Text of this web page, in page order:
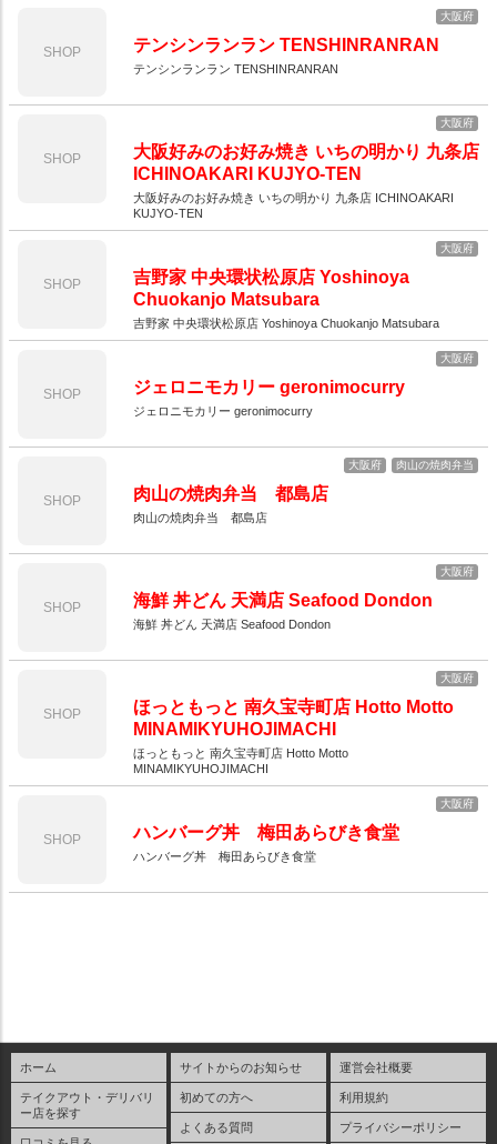
SHOP
大阪府
テンシンランラン TENSHINRANRAN
テンシンランラン TENSHINRANRAN
SHOP
大阪府
大阪好みのお好み焼き いちの明かり 九条店
ICHINOAKARI KUJYO-TEN
大阪好みのお好み焼き いちの明かり 九条店 ICHINOAKARI
KUJYO-TEN
SHOP
大阪府
吉野家 中央環状松原店 Yoshinoya
Chuokanjo Matsubara
吉野家 中央環状松原店 Yoshinoya Chuokanjo Matsubara
SHOP
大阪府
ジェロニモカリー geronimocurry
ジェロニモカリー geronimocurry
SHOP
大阪府 肉山の焼肉弁当
肉山の焼肉弁当 都島店
肉山の焼肉弁当 都島店
SHOP
大阪府
海鮮 丼どん 天満店 Seafood Dondon
海鮮 丼どん 天満店 Seafood Dondon
SHOP
大阪府
ほっともっと 南久宝寺町店 Hotto Motto
MINAMIKYUHOJIMACHI
ほっともっと 南久宝寺町店 Hotto Motto
MINAMIKYUHOJIMACHI
SHOP
大阪府
ハンバーグ丼 梅田あらびき食堂
ハンバーグ丼 梅田あらびき食堂
ホーム
テイクアウト・デリバリ
ー店を探す
サイトからのお知らせ
初めての方へ
よくある質問
運営会社概要
利用規約
プライバシーポリシー